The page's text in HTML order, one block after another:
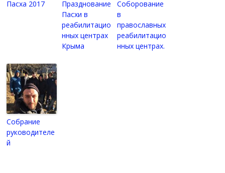
Пасха 2017
Празднование
Пасхи в
реабилитацио
нных центрах
Крыма
Соборование
в
православных
реабилитацио
нных центрах.
Собрание
руководителе
й